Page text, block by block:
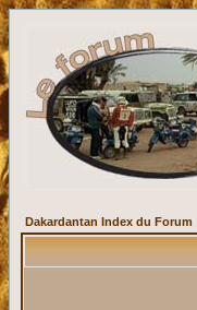
Dakardantan Index du Forum